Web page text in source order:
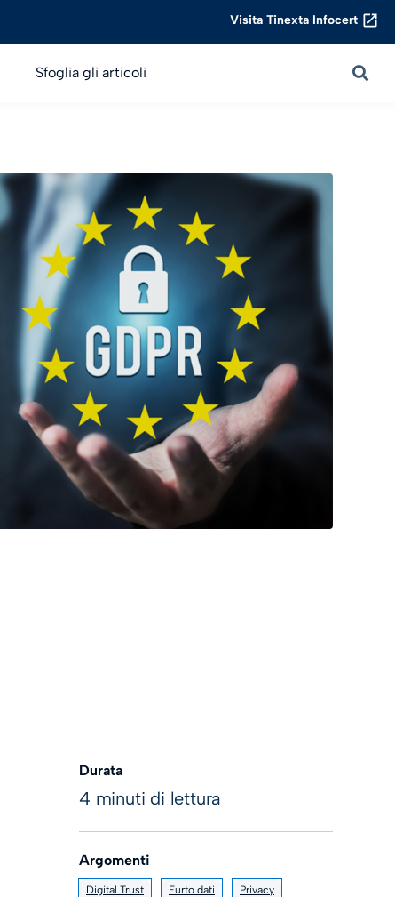
Visita Tinexta Infocert
Sfoglia gli articoli
Durata
4 minuti di lettura
Argomenti
Digital Trust Furto dati Privacy